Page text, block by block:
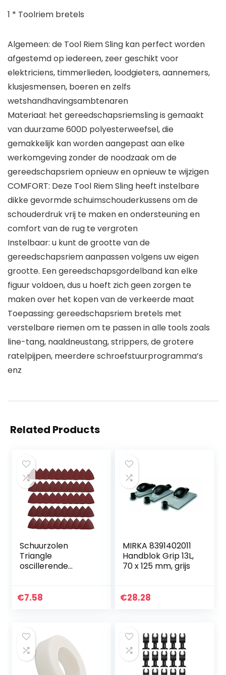
1 * Toolriem bretels
Algemeen: de Tool Riem Sling kan perfect worden
afgestemd op iedereen, zeer geschikt voor
elektriciens, timmerlieden, loodgieters, aannemers,
klusjesmensen, boeren en zelfs
wetshandhavingsambtenaren
Materiaal: het gereedschapsriemsling is gemaakt
van duurzame 600D polyesterweefsel, die
gemakkelijk kan worden aangepast aan elke
werkomgeving zonder de noodzaak om de
gereedschapsriem opnieuw en opnieuw te wijzigen
COMFORT: Deze Tool Riem Sling heeft instelbare
dikke gevormde schuimschouderkussens om de
schouderdruk vrij te maken en ondersteuning en
comfort van de rug te vergroten
Instelbaar: u kunt de grootte van de
gereedschapsriem aanpassen volgens uw eigen
grootte. Een gereedschapsgordelband kan elke
figuur voldoen, dus u hoeft zich geen zorgen te
maken over het kopen van de verkeerde maat
Toepassing: gereedschapsriem bretels met
verstelbare riemen om te passen in alle tools zoals
line-tang, naaldneustang, strippers, de grotere
ratelpijpen, meerdere schroefstuurprogramma’s
enz
Related Products
Schuurzolen
Triangle
oscillerende
oscillerende Tool
Power…
€7.58
MIRKA 8391402011
Handblok Grip 13L,
70 x 125 mm, grijs
€28.28